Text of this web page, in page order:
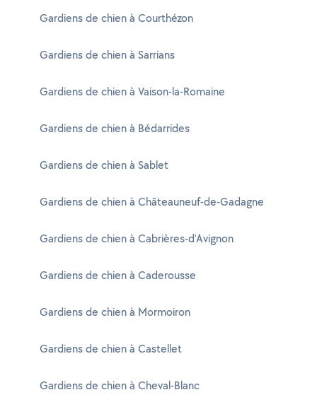
Gardiens de chien à Courthézon
Gardiens de chien à Sarrians
Gardiens de chien à Vaison-la-Romaine
Gardiens de chien à Bédarrides
Gardiens de chien à Sablet
Gardiens de chien à Châteauneuf-de-Gadagne
Gardiens de chien à Cabrières-d'Avignon
Gardiens de chien à Caderousse
Gardiens de chien à Mormoiron
Gardiens de chien à Castellet
Gardiens de chien à Cheval-Blanc